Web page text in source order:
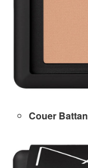
Couer